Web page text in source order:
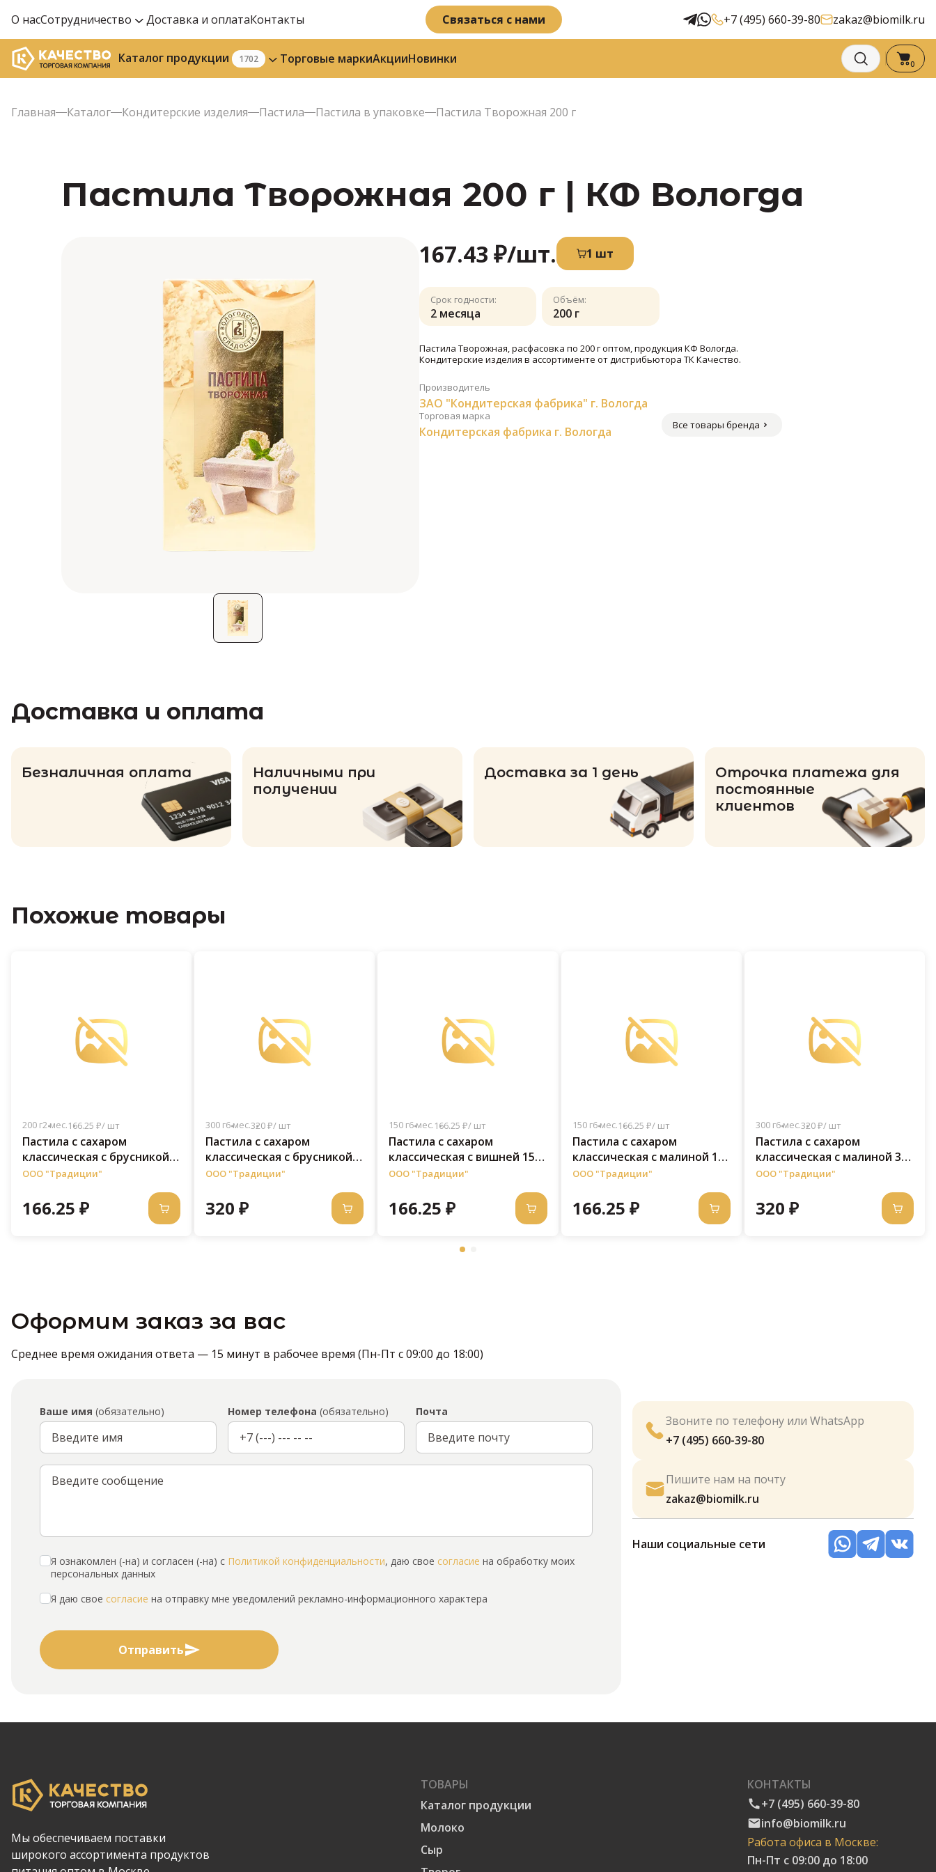
О насСотрудничество Доставка и оплатаКонтакты Связаться с нами +7 (495) 660-39-80 zakaz@biomilk.ru
Каталог продукции 1702 Торговые маркиАкцииНовинки 0
Главная Каталог Кондитерские изделия Пастила Пастила в упаковке Пастила Творожная 200 г
Пастила Творожная 200 г | КФ Вологда
167.43 ₽/шт. 1 шт
Срок годности:
2 месяца
Объём:
200 г
Пастила Творожная, расфасовка по 200 г оптом, продукция КФ Вологда.
Кондитерские изделия в ассортименте от дистрибьютора ТК Качество.
Производитель
ЗАО "Кондитерская фабрика" г. Вологда
Торговая марка
Кондитерская фабрика г. Вологда Все товары бренда
Доставка и оплата
Безналичная оплата
Наличными при
получении
Доставка за 1 день
Отрочка платежа для
постоянные
клиентов
Похожие товары
200 г2 мес.166.25 ₽/ шт
Пастила с сахаром
классическая c брусникой
150 г
ООО "Традиции"
166.25 ₽
300 г6 мес.320 ₽/ шт
Пастила с сахаром
классическая c брусникой
300 г
ООО "Традиции"
320 ₽
150 г6 мес.166.25 ₽/ шт
Пастила с сахаром
классическая c вишней 150
г
ООО "Традиции"
166.25 ₽
150 г6 мес.166.25 ₽/ шт
Пастила с сахаром
классическая c малиной 150
г
ООО "Традиции"
166.25 ₽
300 г6 мес.320 ₽/ шт
Пастила с сахаром
классическая c малиной 300
г
ООО "Традиции"
320 ₽
Оформим заказ за вас
Среднее время ожидания ответа — 15 минут в рабочее время (Пн-Пт с 09:00 до 18:00)
Ваше имя (обязательно) Номер телефона (обязательно) Почта
Я ознакомлен (-на) и согласен (-на) с Политикой конфиденциальности, даю свое согласие на обработку моих
персональных данных
Я даю свое согласие на отправку мне уведомлений рекламно-информационного характера
Отправить
Звоните по телефону или WhatsApp
+7 (495) 660-39-80
Пишите нам на почту
zakaz@biomilk.ru
Наши социальные сети
Мы обеспечиваем поставки
широкого ассортимента продуктов
ТОВАРЫ
Каталог продукции
Молоко
Сыр
КОНТАКТЫ
+7 (495) 660-39-80
info@biomilk.ru
Работа офиса в Москве:
Пн-Пт с 09:00 до 18:00